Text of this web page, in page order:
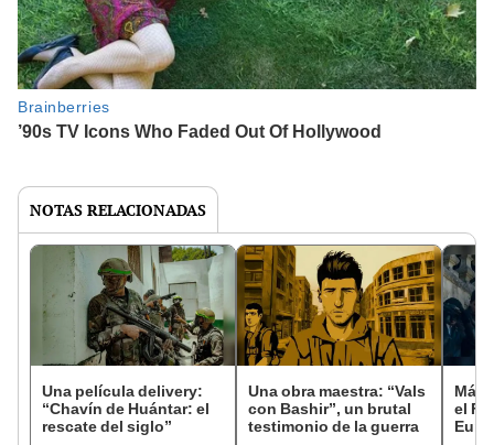
NOTAS RELACIONADAS
Una película delivery:
“Chavín de Huántar: el
rescate del siglo”
Una obra maestra: “Vals
con Bashir”, un brutal
testimonio de la guerra
Más
el